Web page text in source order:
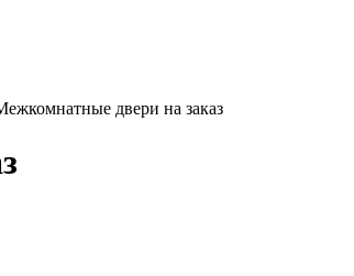
двери на заказ